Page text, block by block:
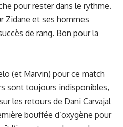
pour rester dans le rythme.
Zidane et ses hommes
de rang. Bon pour la
(et Marvin) pour ce match
sont toujours indisponibles,
les retours de Dani Carvajal
bouffée d’oxygène pour